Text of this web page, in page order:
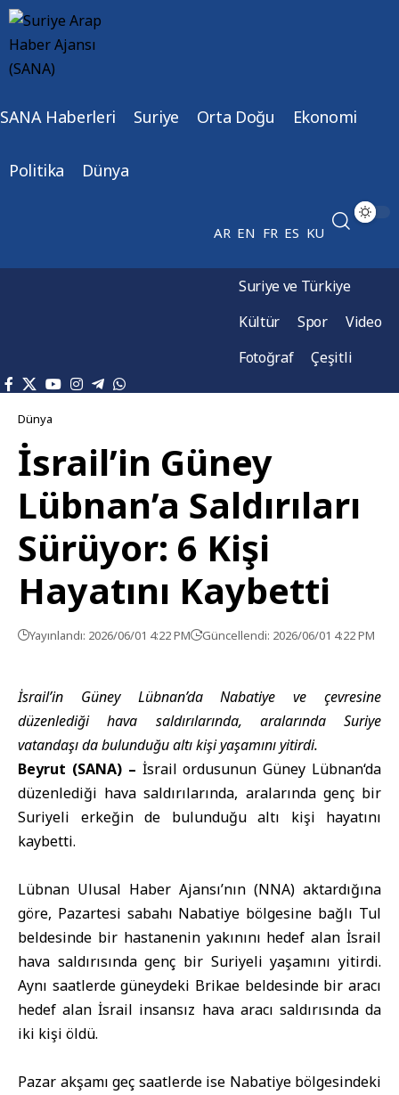
SANA Haberleri Suriye Orta Doğu Ekonomi
Politika Dünya
AR EN FR ES KU
Suriye ve Türkiye
Kültür
Spor
Video
Fotoğraf
Çeşitli
Dünya
İsrail’in Güney
Lübnan’a Saldırıları
Sürüyor: 6 Kişi
Hayatını Kaybetti
Yayınlandı: 2026/06/01 4:22 PM Güncellendi: 2026/06/01 4:22 PM
İsrail’in Güney Lübnan’da Nabatiye ve çevresine
düzenlediği hava saldırılarında, aralarında Suriye
vatandaşı da bulunduğu altı kişi yaşamını yitirdi.
Beyrut (SANA) – İsrail ordusununGüney Lübnan‘da
düzenlediği hava saldırılarında, aralarında genç bir
Suriyeli erkeğin de bulunduğu altı kişi hayatını
kaybetti.
Lübnan Ulusal Haber Ajansı’nın (NNA) aktardığına
göre, Pazartesi sabahı Nabatiye bölgesine bağlı Tul
beldesinde bir hastanenin yakınını hedef alan İsrail
hava saldırısında genç bir Suriyeli yaşamını yitirdi.
Aynı saatlerde güneydeki Brikae beldesinde bir aracı
hedef alan İsrail insansız hava aracı saldırısında da
iki kişi öldü.
Pazar akşamı geç saatlerde ise Nabatiye bölgesindeki